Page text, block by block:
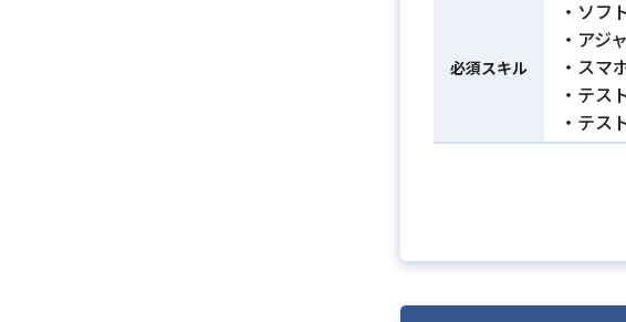
必須スキル
・ソフ
・アジ
・スマ
・テス
・テス